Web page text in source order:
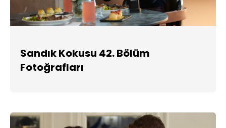
Sandık Kokusu 42. Bölüm
Fotoğrafları